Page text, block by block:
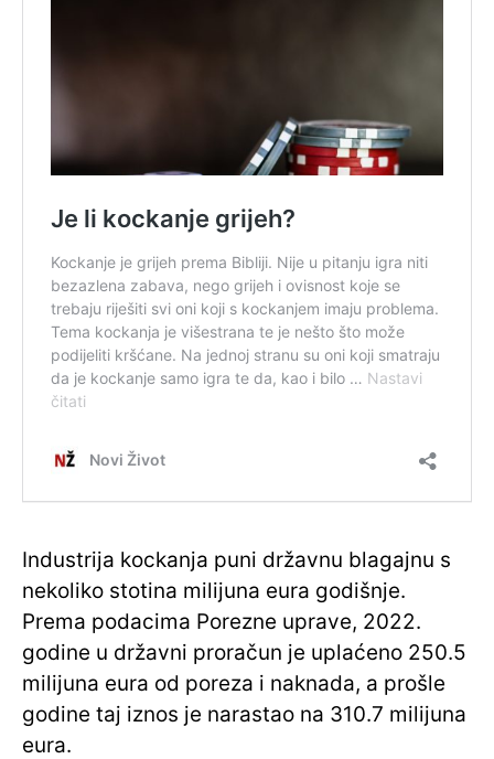
Industrija kockanja puni državnu blagajnu s
nekoliko stotina milijuna eura godišnje.
Prema podacima Porezne uprave, 2022.
godine u državni proračun je uplaćeno 250.5
milijuna eura od poreza i naknada, a prošle
godine taj iznos je narastao na 310.7 milijuna
eura.